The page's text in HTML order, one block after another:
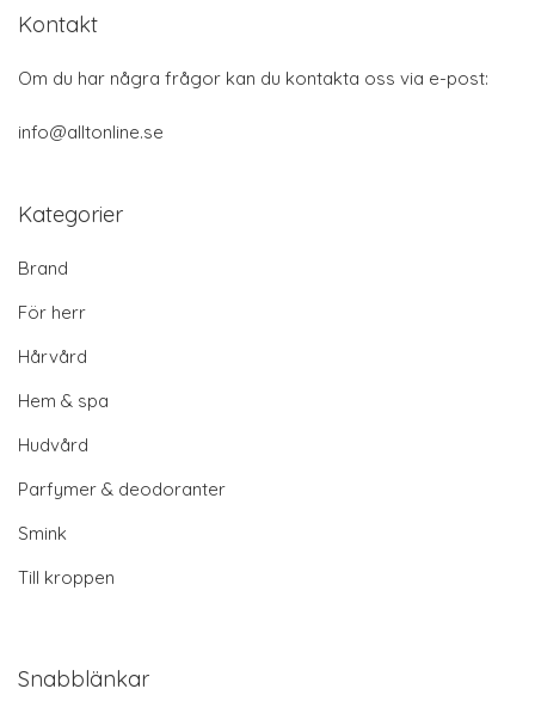
Kontakt
Om du har några frågor kan du kontakta oss via e-post:
info@alltonline.se
Kategorier
Brand
För herr
Hårvård
Hem & spa
Hudvård
Parfymer & deodoranter
Smink
Till kroppen
Snabblänkar